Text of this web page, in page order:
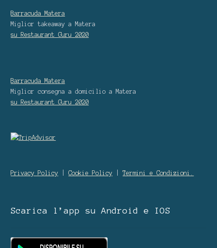
Barracuda Matera
Miglior takeaway a Matera
su Restaurant Guru
2020
Barracuda Matera
Miglior consegna a domicilio a Matera
su Restaurant Guru
2020
Privacy Policy |Cookie Policy |Termini e Condizioni.
Scarica l’app su Android e IOS